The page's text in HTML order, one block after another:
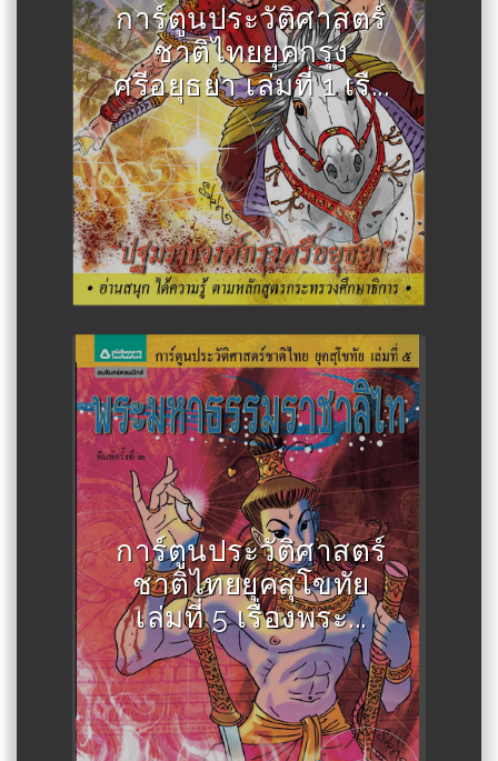
การ์ตูนประวัติศาสตร์
ชาติไทยยุคกรุง
ศรีอยุธยา เล่มที่ 1 เรื...
การ์ตูนประวัติศาสตร์
ชาติไทยยุคสุโขทัย
เล่มที่ 5 เรื่องพระ...
Author :สละ นาคบำรุง